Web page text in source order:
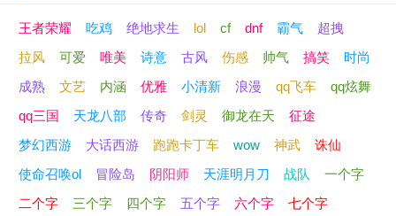
王者荣耀 吃鸡 绝地求生 lol cf dnf 霸气
超拽
拉风
可爱 唯美 诗意 古风 伤感 帅气 搞笑
时尚
成熟
文艺 内涵 优雅 小清新 浪漫 qq飞车
qq炫舞
qq三国
天龙八部 传奇 剑灵 御龙在天
征途
梦幻西游
大话西游 跑跑卡丁车 wow 神武
诛仙
使命召唤ol
冒险岛 阴阳师 天涯明月刀 战队
一个字
二个字
三个字 四个字 五个字 六个字
七个字